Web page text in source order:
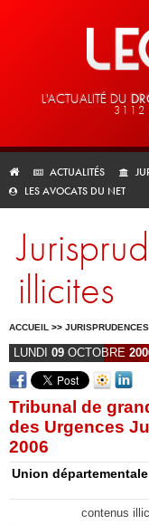
L'ACTUALITÉ DU
3112
ACTUALITÉS
LES AVOCATS DU NET
illicites
ACCUEIL >> JURISPRUDENCES
LUNDI 09 OCTOBRE
Tribunal de
des Urgences
2006
Union
contenus